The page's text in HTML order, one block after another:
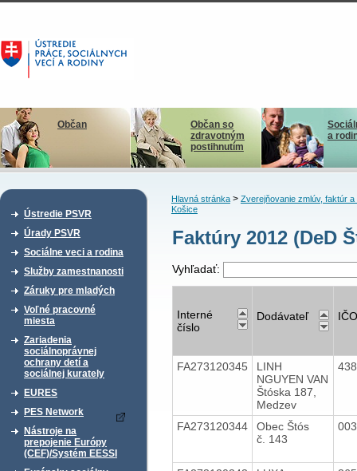
Občan
Občan so
zdravotným
postihnutím
a
Ústredie PSVR
Úrady PSVR
Sociálne veci a rodina
Služby zamestnanosti
Záruky pre mladých
Voľné pracovné
miesta
Zariadenia
sociálnoprávnej
ochrany detí a
sociálnej kurately
EURES
PES Network
Nástroje na
prepojenie Európy
(CEF)/Systém EESSI
Hlavná stránka> Zverejňovanie zmlúv, faktúr a
Košice
Faktúry 2012 (DeD
Vyhľadať:
Interné
číslo
Dodávateľ IČO
FA273120345
LINH
NGUYEN VAN
Štóska 187,
Medzev
FA273120344
Obec Štós
č. 143